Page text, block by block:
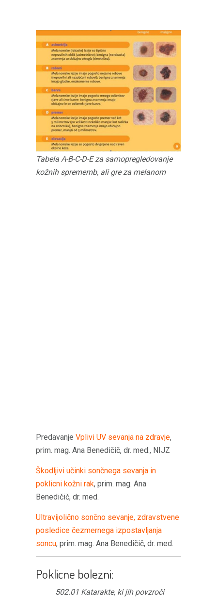
Tabela A-B-C-D-E za samopregledovanje
kožnih sprememb, ali gre za melanom
Predavanje Vplivi UV sevanja na zdravje,
prim. mag. Ana Benedičič, dr. med., NIJZ
Škodljivi učinki sončnega sevanja in
poklicni kožni rak, prim. mag. Ana
Benedičič, dr. med.
Ultravijolično sončno sevanje, zdravstvene
posledice čezmernega izpostavljanja
soncu, prim. mag. Ana Benedičič, dr. med.
Poklicne bolezni:
502.01 Katarakte, ki jih povzroči